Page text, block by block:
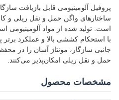
پروفیل آلومینیومی قابل بازیافت
ساختارهای واگن حمل و نقل ریلی و
است. تولید شده از مواد آلومینیومی
با استحکام کششی بالا و عملکرد
جانبی سازگار، مونتاژ آسان را در
حمل و نقل ریلی امکان‌پذیر می‌کنند.
مشخصات محصول